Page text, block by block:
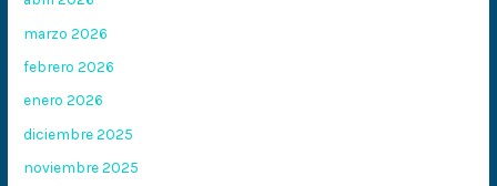
marzo 2026
febrero 2026
enero 2026
diciembre 2025
noviembre 2025